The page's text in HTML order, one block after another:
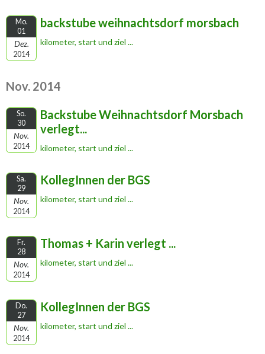
Mo.
01
Dez.
2014
backstube weihnachtsdorf morsbach
kilometer, start und ziel ...
Nov. 2014
So.
30
Nov.
2014
Backstube Weihnachtsdorf Morsbach
verlegt...
kilometer, start und ziel ...
Sa.
29
Nov.
2014
KollegInnen der BGS
kilometer, start und ziel ...
Fr.
28
Nov.
2014
Thomas + Karin verlegt ...
kilometer, start und ziel ...
Do.
27
Nov.
2014
KollegInnen der BGS
kilometer, start und ziel ...